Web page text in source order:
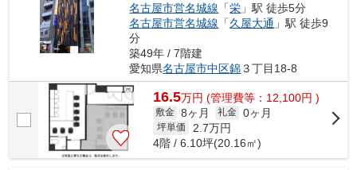
名古屋市営名城線 「栄 」駅 徒歩5分
名古屋市営名城線 「久屋大通 」駅 徒歩9
分
築49年 / 7階建
愛知県名古屋市中区錦３丁目18-8
16.5万円 (管理費等：12,100円 )
敷金 8ヶ月 礼金 0ヶ月
坪単価 2.7万円
4階 / 6.10坪(20.16㎡)